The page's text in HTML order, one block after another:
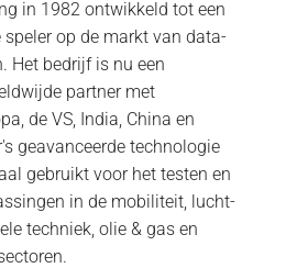
in 1982 ontwikkeld tot een
op de markt van data-
Het bedrijf is nu een
partner met
de VS, India, China en
geavanceerde technologie
gebruikt voor het testen en
in de mobiliteit, lucht-
techniek, olie & gas en